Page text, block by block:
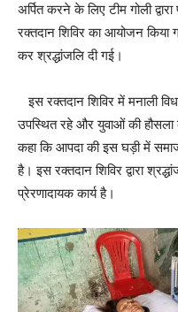
अर्पित करने के लिए टीम गोली
रक्तदान शिविर का आयोजन किया
कर श्रद्धांजलि दी गई।
इस रक्तदान शिविर में मनाली
उपस्थित रहे और युवाओं की हौसला
कहा कि आपदा की इस घड़ी में
है। इस रक्तदान शिविर द्वारा
प्रेरणादायक कार्य है।